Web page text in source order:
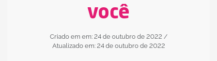
você
Criado em em: 24 de outubro de 2022 /
Atualizado em: 24 de outubro de 2022